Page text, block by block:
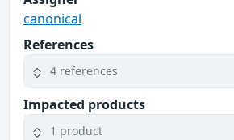
canonical
References
4 references
Impacted products
1 product